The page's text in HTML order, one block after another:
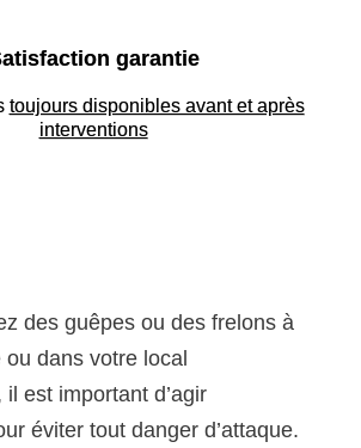
garantie
toujours disponibles avant et après
interventions
des guêpes ou des frelons à
dans votre local
est important d’agir
éviter tout danger d’attaque.